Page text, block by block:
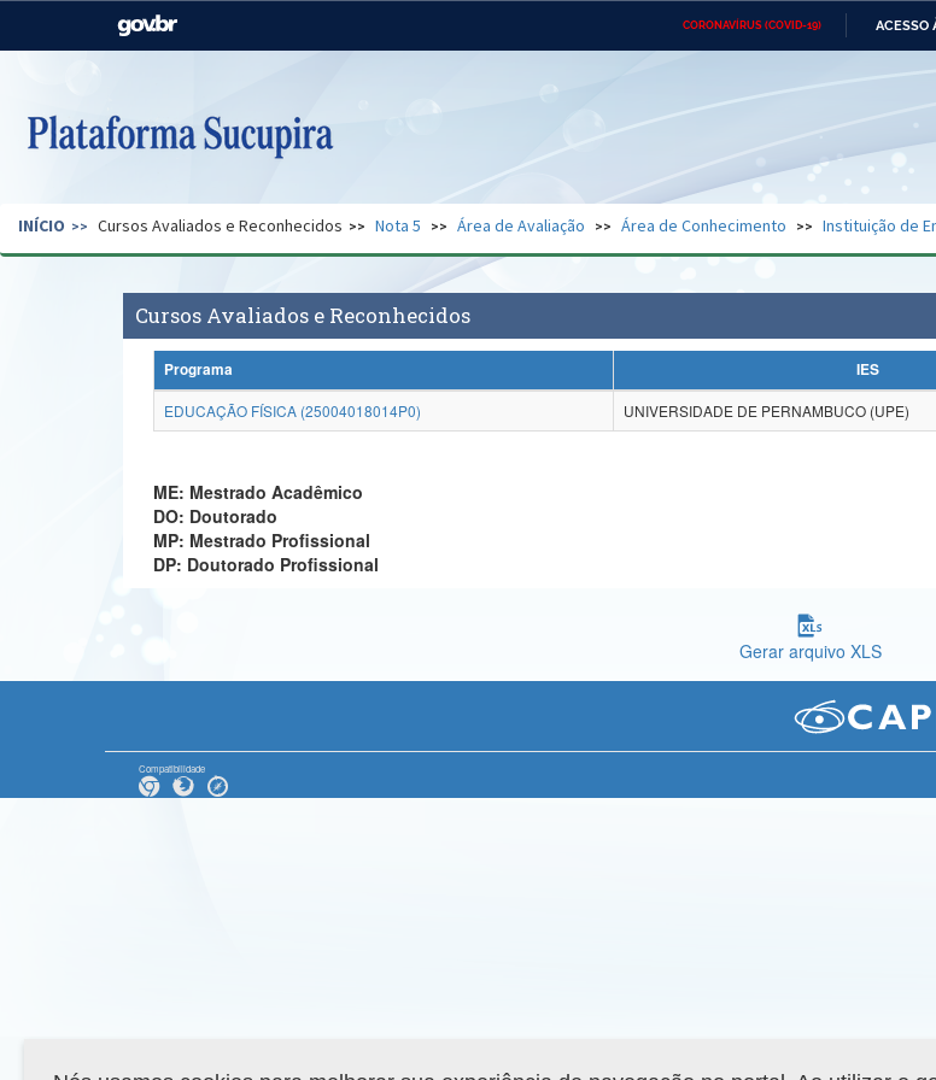
CORONAVÍRUS (COVID-19) ACESSO
Casa Civil Ministério das
Pecuária e Abastecimento
Ministério do Desenvolvimento
Regional
Secretaria de Governo Gabinete de Segurança Advocacia-Geral da União Banco Central do
INÍCIO Cursos Avaliados e Reconhecidos Nota 5 Área de Avaliação Área de Conhecimento Instituição de
Cursos Avaliados e Reconhecidos
Programa IES
EDUCAÇÃO FÍSICA (25004018014P0)
UNIVERSIDADE DE PERNAMBUCO (UPE)
ME: Mestrado Acadêmico
DO: Doutorado
MP: Mestrado Profissional
DP: Doutorado Profissional
Gerar arquivo XLS
Compatibilidade